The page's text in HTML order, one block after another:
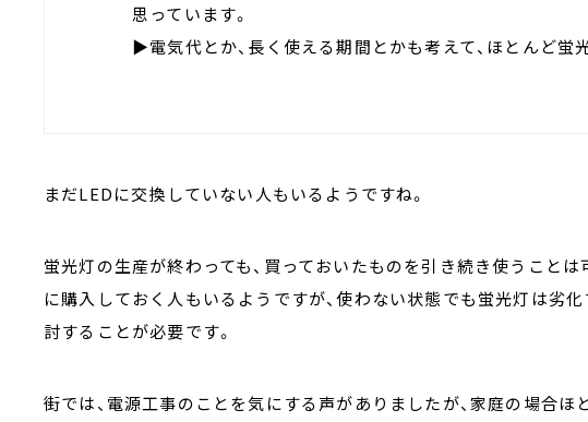
思っています。
▶電気代とか、長く使える期間とかも考えて、ほとんど蛍
まだLEDに交換していない人もいるようですね。
蛍光灯の生産が終わっても、買っておいたものを引き続き使うことは
に購入しておく人もいるようですが、使わない状態でも蛍光灯は劣
討することが必要です。
街では、電源工事のことを気にする声がありましたが、家庭の場合ほ